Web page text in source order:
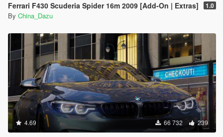
Ferrari F430 Scuderia Spider 16m 2009 [Add-On | Extras] 1.0
By China_Dazu
4.69 66 732 239